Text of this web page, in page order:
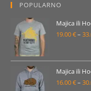
POPULARNO
Majica ili
19.00€–
Majica ili
16.00€–